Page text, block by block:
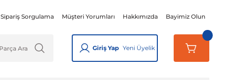
Sipariş Sorgulama Müşteri Yorumları Hakkımızda Bayimiz Olun
Giriş Yap Yeni Üyelik